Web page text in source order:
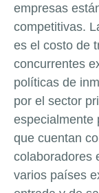
empresas
competitivas.
es el costo de
concurrentes
políticas de
por el sector
especialmente
que cuentan
colaboradores
varios países